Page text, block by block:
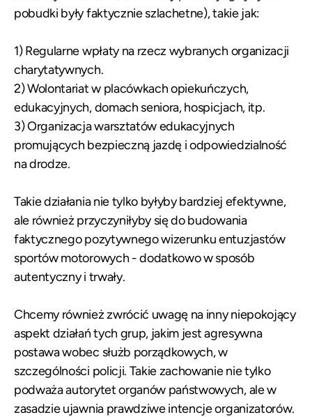
pobudki były faktycznie szlachetne), takie jak:
1) Regularne wpłaty na rzecz wybranych organizacji
charytatywnych.
2) Wolontariat w placówkach opiekuńczych,
edukacyjnych, domach seniora, hospicjach, itp.
3) Organizacja warsztatów edukacyjnych
promujących bezpieczną jazdę i odpowiedzialność
na drodze.
Takie działania nie tylko byłyby bardziej efektywne,
ale również przyczyniłyby się do budowania
faktycznego pozytywnego wizerunku entuzjastów
sportów motorowych - dodatkowo w sposób
autentyczny i trwały.
Chcemy również zwrócić uwagę na inny niepokojący
aspekt działań tych grup, jakim jest agresywna
postawa wobec służb porządkowych, w
szczególności policji. Takie zachowanie nie tylko
podważa autorytet organów państwowych, ale w
zasadzie ujawnia prawdziwe intencje organizatorów.